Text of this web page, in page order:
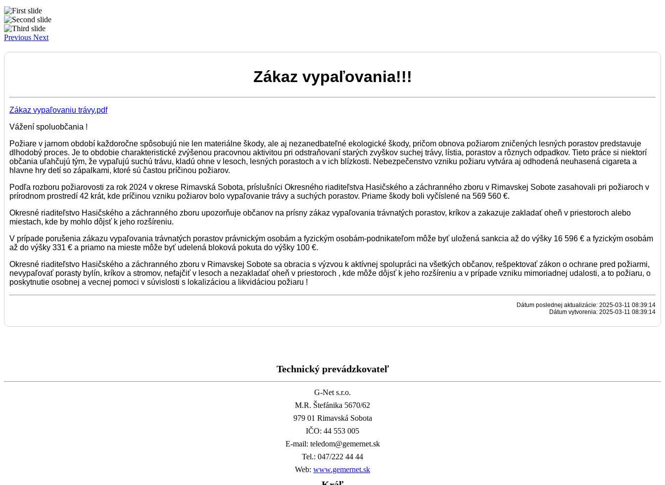
Previous Next
Zákaz vypaľovania!!!
Zákaz vypaľovaniu trávy.pdf
Vážení spoluobčania !
Požiare v jarnom období každoročne spôsobujú nie len materiálne škody, ale aj nezanedbateľné ekologické škody, pričom obnova požiarom zničených lesných porastov predstavuje
dlhodobý proces. Je to obdobie charakteristické zvýšenou pracovnou aktivitou pri odstraňovaní starých zvyškov suchej trávy, lístia, porastov a rôznych odpadkov. Tieto práce si niektorí
občania uľahčujú tým, že vypaľujú suchú trávu, kladú ohne v lesoch, lesných porastoch a v ich blízkosti. Nebezpečenstvo vzniku požiaru vytvára aj odhodená neuhasená cigareta a
hlavne hry detí so zápalkami, ktoré sú častou príčinou požiarov.
Podľa rozboru požiarovosti za rok 2024 v okrese Rimavská Sobota, príslušníci Okresného riaditeľstva Hasičského a záchranného zboru v Rimavskej Sobote zasahovali pri požiaroch v
prírodnom prostredí 42 krát, kde príčinou vzniku požiarov bolo vypaľovanie trávy a suchých porastov. Priame škody boli vyčíslené na 569 560 €.
Okresné riaditeľstvo Hasičského a záchranného zboru upozorňuje občanov na prísny zákaz vypaľovania trávnatých porastov, kríkov a zakazuje zakladať oheň v priestoroch alebo
miestach, kde by mohlo dôjsť k jeho rozšíreniu.
V prípade porušenia zákazu vypaľovania trávnatých porastov právnickým osobám a fyzickým osobám-podnikateľom môže byť uložená sankcia až do výšky 16 596 € a fyzickým osobám
až do výšky 331 € a priamo na mieste môže byť udelená bloková pokuta do výšky 100 €.
Okresné riaditeľstvo Hasičského a záchranného zboru v Rimavskej Sobote sa obracia s výzvou k aktívnej spolupráci na všetkých občanov, rešpektovať zákon o ochrane pred požiarmi,
nevypaľovať porasty bylín, kríkov a stromov, nefajčiť v lesoch a nezakladať oheň v priestoroch , kde môže dôjsť k jeho rozšíreniu a v prípade vzniku mimoriadnej udalosti, a to požiaru, o
poskytnutie osobnej a vecnej pomoci v súvislosti s lokalizáciou a likvidáciou požiaru !
Dátum poslednej aktualizácie: 2025-03-11 08:39:14
Dátum vytvorenia: 2025-03-11 08:39:14
Technický prevádzkovateľ
G-Net s.r.o.
M.R. Štefánika 5670/62
979 01 Rimavská Sobota
IČO: 44 553 005
E-mail: teledom@gemernet.sk
Tel.: 047/222 44 44
Web: www.gemernet.sk